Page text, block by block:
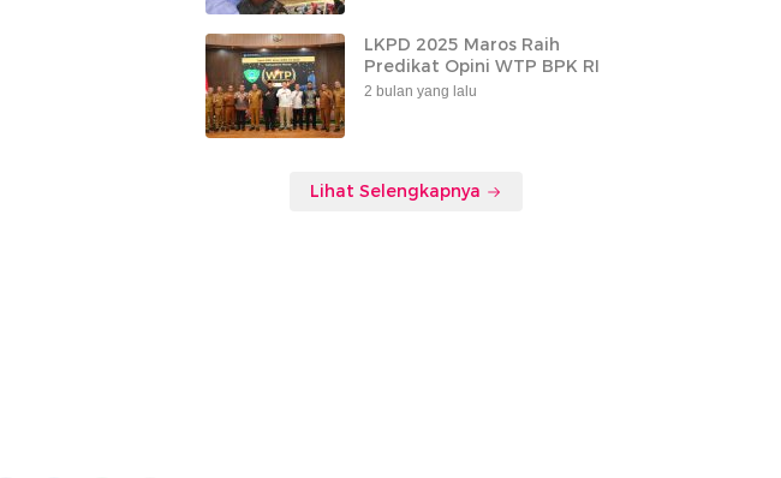
LKPD 2025 Maros Raih
Predikat Opini WTP BPK RI
2 bulan yang lalu
Lihat Selengkapnya